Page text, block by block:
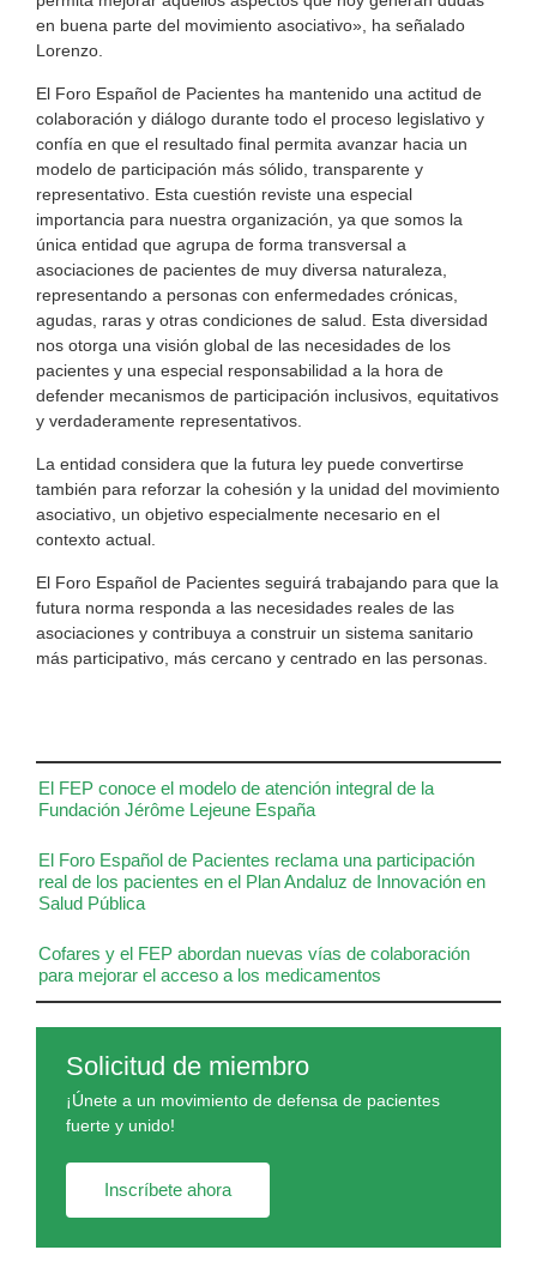
El FEP conoce el modelo de atención integral de la
Fundación Jérôme Lejeune España
El Foro Español de Pacientes reclama una participación
real de los pacientes en el Plan Andaluz de Innovación en
Salud Pública
Cofares y el FEP abordan nuevas vías de colaboración
para mejorar el acceso a los medicamentos
Solicitud de miembro
¡Únete a un movimiento de defensa de pacientes
fuerte y unido!
Inscríbete ahora
en buena parte del movimiento asociativo», ha señalado
Lorenzo.
El Foro Español de Pacientes ha mantenido una actitud de
colaboración y diálogo durante todo el proceso legislativo y
confía en que el resultado final permita avanzar hacia un
modelo de participación más sólido, transparente y
representativo. Esta cuestión reviste una especial
importancia para nuestra organización, ya que somos la
única entidad que agrupa de forma transversal a
asociaciones de pacientes de muy diversa naturaleza,
representando a personas con enfermedades crónicas,
agudas, raras y otras condiciones de salud. Esta diversidad
nos otorga una visión global de las necesidades de los
pacientes y una especial responsabilidad a la hora de
defender mecanismos de participación inclusivos, equitativos
y verdaderamente representativos.
La entidad considera que la futura ley puede convertirse
también para reforzar la cohesión y la unidad del movimiento
asociativo, un objetivo especialmente necesario en el
contexto actual.
El Foro Español de Pacientes seguirá trabajando para que la
futura norma responda a las necesidades reales de las
asociaciones y contribuya a construir un sistema sanitario
más participativo, más cercano y centrado en las personas.